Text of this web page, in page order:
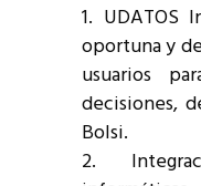
UDATOS
oportuna y
usuarios
decisiones,
Bolsi.